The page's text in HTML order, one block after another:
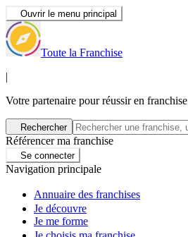
Ouvrir le menu principal
Toute la Franchise
|
Votre partenaire pour réussir en franchise
Rechercher
Référencer ma franchise
Se connecter
Navigation principale
Annuaire des franchises
Je découvre
Je me forme